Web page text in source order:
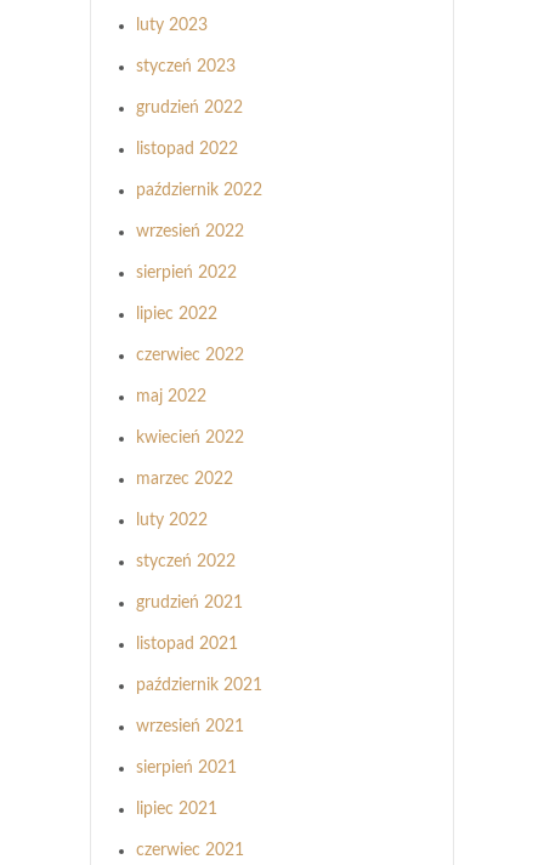
luty 2023
styczeń 2023
grudzień 2022
listopad 2022
październik 2022
wrzesień 2022
sierpień 2022
lipiec 2022
czerwiec 2022
maj 2022
kwiecień 2022
marzec 2022
luty 2022
styczeń 2022
grudzień 2021
listopad 2021
październik 2021
wrzesień 2021
sierpień 2021
lipiec 2021
czerwiec 2021